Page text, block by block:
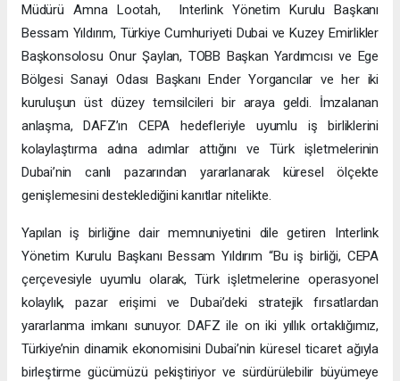
Müdürü Amna Lootah, Interlink Yönetim Kurulu Başkanı
Bessam Yıldırım, Türkiye Cumhuriyeti Dubai ve Kuzey Emirlikler
Başkonsolosu Onur Şaylan, TOBB Başkan Yardımcısı ve Ege
Bölgesi Sanayi Odası Başkanı Ender Yorgancılar ve her iki
kuruluşun üst düzey temsilcileri bir araya geldi. İmzalanan
anlaşma, DAFZ’ın CEPA hedefleriyle uyumlu iş birliklerini
kolaylaştırma adına adımlar attığını ve Türk işletmelerinin
Dubai’nin canlı pazarından yararlanarak küresel ölçekte
genişlemesini desteklediğini kanıtlar nitelikte.
Yapılan iş birliğine dair memnuniyetini dile getiren Interlink
Yönetim Kurulu Başkanı Bessam Yıldırım “Bu iş birliği, CEPA
çerçevesiyle uyumlu olarak, Türk işletmelerine operasyonel
kolaylık, pazar erişimi ve Dubai’deki stratejik fırsatlardan
yararlanma imkanı sunuyor. DAFZ ile on iki yıllık ortaklığımız,
Türkiye’nin dinamik ekonomisini Dubai’nin küresel ticaret ağıyla
birleştirme gücümüzü pekiştiriyor ve sürdürülebilir büyümeye